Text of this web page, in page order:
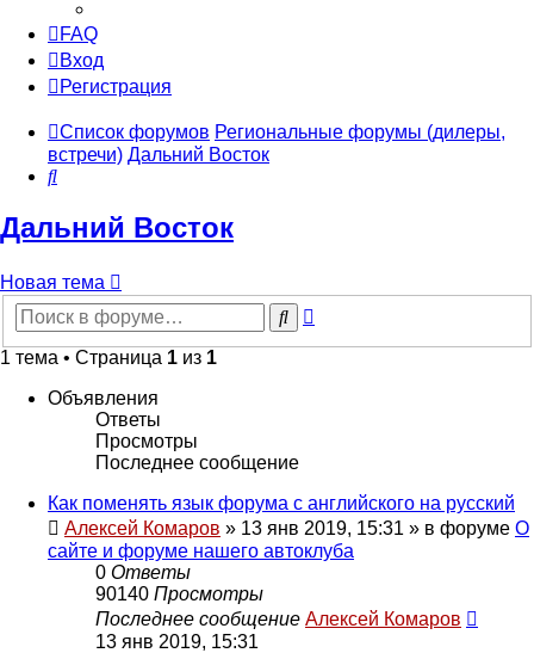
FAQ
Вход
Регистрация
Список форумов Региональные форумы (дилеры,
встречи) Дальний Восток
Поиск
Дальний Восток
Новая тема
Поиск
1 тема • Страница 1 из 1
Объявления
Ответы
Просмотры
Последнее сообщение
Как поменять язык форума с английского на русский
Алексей Комаров » 13 янв 2019, 15:31 » в форуме О
сайте и форуме нашего автоклуба
0 Ответы
90140 Просмотры
Последнее сообщение Алексей Комаров
13 янв 2019, 15:31